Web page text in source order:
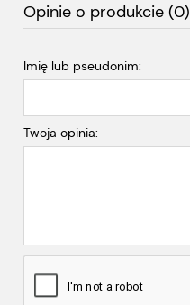
Opinie o produkcie (0)
Imię lub pseudonim:
Twoja opinia: